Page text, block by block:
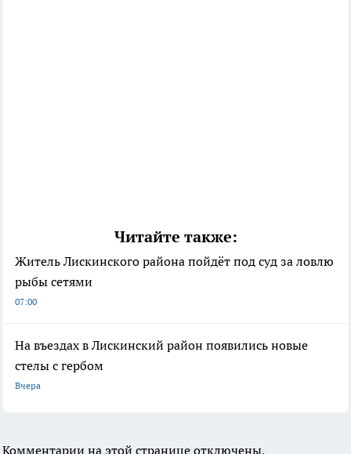
Читайте также:
Житель Лискинского района пойдёт под суд за ловлю
рыбы сетями
07:00
На въездах в Лискинский район появились новые
стелы с гербом
Вчера
Комментарии на этой странице отключены.